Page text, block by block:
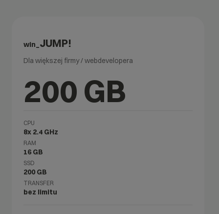
win_ JUMP!
Dla większej firmy / webdevelopera
200 GB
CPU
8x 2.4 GHz
RAM
16 GB
SSD
200 GB
TRANSFER
bez limitu